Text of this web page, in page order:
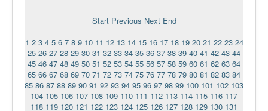
Start Previous Next End
1 2 3 4 5 6 7 8 9 10 11 12 13 14 15 16 17 18 19 20 21 22 23 24
25 26 27 28 29 30 31 32 33 34 35 36 37 38 39 40 41 42 43 44
45 46 47 48 49 50 51 52 53 54 55 56 57 58 59 60 61 62 63 64
65 66 67 68 69 70 71 72 73 74 75 76 77 78 79 80 81 82 83 84
85 86 87 88 89 90 91 92 93 94 95 96 97 98 99 100 101 102 103
104 105 106 107 108 109 110 111 112 113 114 115 116 117
118 119 120 121 122 123 124 125 126 127 128 129 130 131